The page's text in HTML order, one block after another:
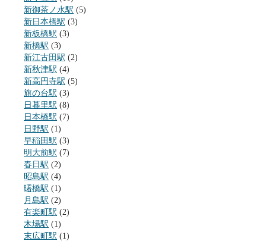
新御茶ノ水駅 (5)
新日本橋駅 (3)
新板橋駅 (3)
新橋駅 (3)
新江古田駅 (2)
新秋津駅 (4)
新高円寺駅 (5)
旗の台駅 (3)
日暮里駅 (8)
日本橋駅 (7)
日野駅 (1)
早稲田駅 (3)
明大前駅 (7)
春日駅 (2)
昭島駅 (4)
曙橋駅 (1)
月島駅 (2)
有楽町駅 (2)
木場駅 (1)
末広町駅 (1)